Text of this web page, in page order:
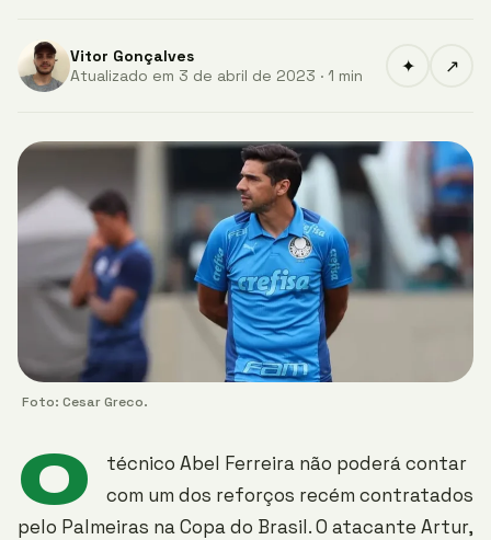
Vitor Gonçalves
Atualizado em 3 de abril de 2023 · 1 min
✦ ↗
Foto: Cesar Greco.
O
técnico Abel Ferreira não poderá contar
com um dos reforços recém contratados
pelo Palmeiras na Copa do Brasil. O atacante Artur,